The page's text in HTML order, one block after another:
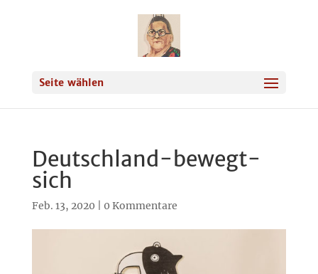
Seite wählen
Deutschland-bewegt-
sich
Feb. 13, 2020 0 Kommentare